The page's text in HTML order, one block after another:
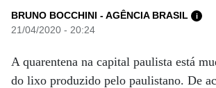
BRUNO BOCCHINI - AGÊNCIA BRASIL i
21/04/2020 - 20:24
A quarentena na capital paulista está
do lixo produzido pelo paulistano. De